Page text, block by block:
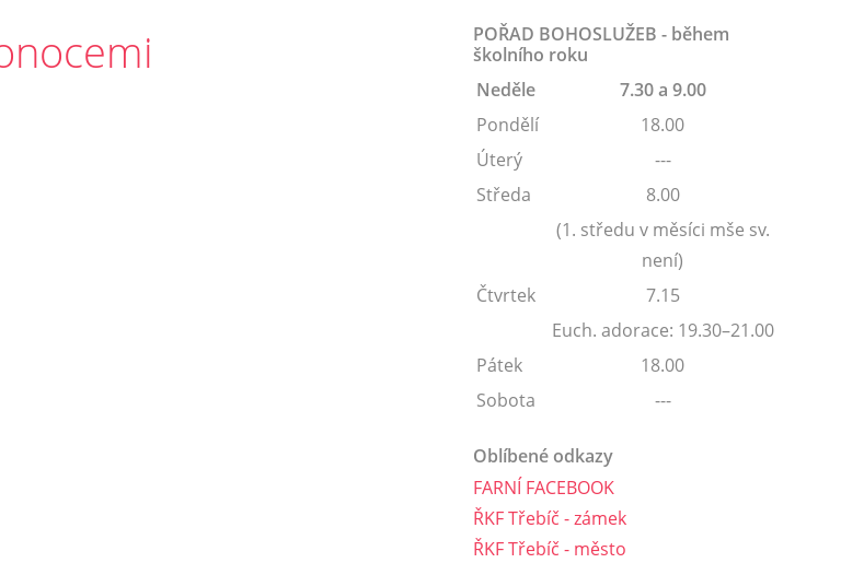
POŘAD BOHOSLUŽEB - během
školního roku
Neděle
7.30 a 9.00
Pondělí
18.00
Úterý
---
Středa
8.00
(1. středu v měsíci mše sv.
není)
Čtvrtek
7.15
Euch. adorace: 19.30–21.00
Pátek
18.00
Sobota
---
Oblíbené odkazy
FARNÍ FACEBOOK
ŘKF Třebíč - zámek
ŘKF Třebíč - město